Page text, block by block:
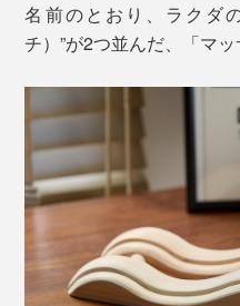
名前のとおり、ラクダ
チ）”が2つ並んだ、「マッ